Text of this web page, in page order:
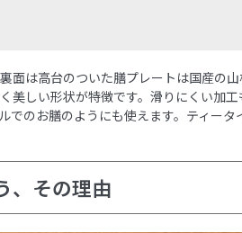
面は高台のついた膳プレートは国産の
美しい形状が特徴です。滑りにくい加
でのお膳のようにも使えます。ティータ
、その理由